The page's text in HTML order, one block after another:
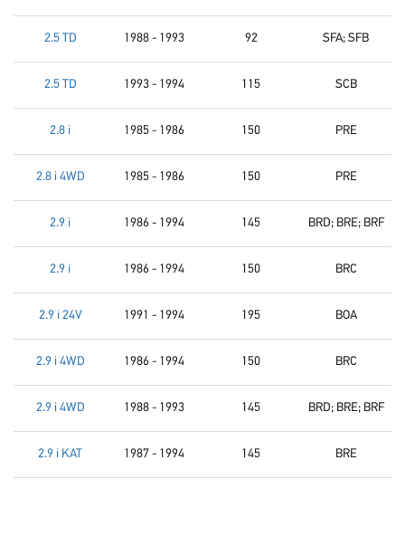
2.5 TD 1988 - 1993 92 SFA; SFB
2.5 TD 1993 - 1994 115 SCB
2.8 i 1985 - 1986 150 PRE
2.8 i 4WD 1985 - 1986 150 PRE
2.9 i 1986 - 1994 145 BRD; BRE; BRF
2.9 i 1986 - 1994 150 BRC
2.9 i 24V 1991 - 1994 195 BOA
2.9 i 4WD 1986 - 1994 150 BRC
2.9 i 4WD 1988 - 1993 145 BRD; BRE; BRF
2.9 i KAT 1987 - 1994 145 BRE